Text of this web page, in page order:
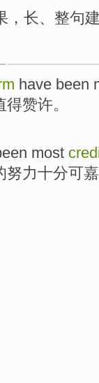
，长、整句
have been
得赞许。
most
努力十分可嘉